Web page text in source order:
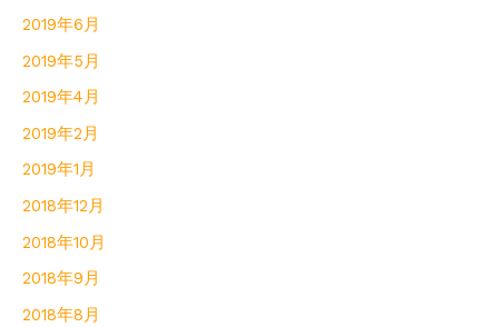
2019年6月
2019年5月
2019年4月
2019年2月
2019年1月
2018年12月
2018年10月
2018年9月
2018年8月